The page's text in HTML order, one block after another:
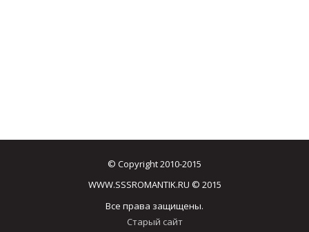
© Copyright 2010-2015
WWW.SSSROMANTIK.RU © 2015
Все права защищены.
Старый сайт